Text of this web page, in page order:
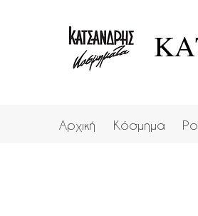
Αρχική Κόσμημα